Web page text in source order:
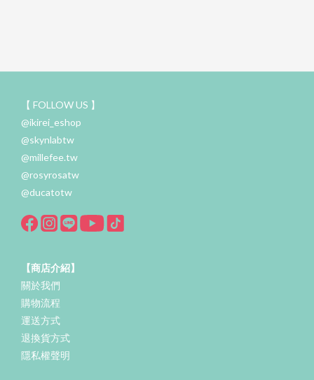
【 FOLLOW US 】
@ikirei_eshop
@skynlabtw
@millefee.tw
@rosyrosatw
@ducatotw
【商店介紹】
關於我們
購物流程
運送方式
退換貨方式
隱私權聲明